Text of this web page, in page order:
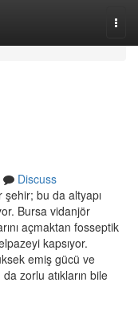
Discuss
bu da altyapı
Bursa vidanjör
açmaktan fosseptik
kapsıyor.
emiş gücü ve
zorlu atıkların bile